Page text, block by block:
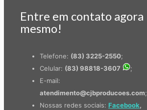
Entre em contato agora
mesmo!
Telefone: (83) 3225-2550;
Celular: (83) 98818-3607
;
E-mail:
atendimento@cjbproducoes.com;
Nossas redes sociais: Facebook,